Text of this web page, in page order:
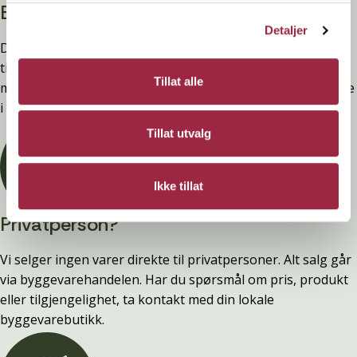
Detaljer
Tillat alle
Tillat utvalg
Ikke tillat
Branntestet
Denne kledninger er testet, dokumentert, godkjent og
tilfredsstiller preakseptert ytelse for brann (D-s2,d0) ved
montering. Ytelsen opprettholdes ved å følge anvisningene
i våre FDV-er.
Privatperson?
Vi selger ingen varer direkte til privatpersoner. Alt salg går
via byggevarehandelen. Har du spørsmål om pris, produkt
eller tilgjengelighet, ta kontakt med din lokale
byggevarebutikk.